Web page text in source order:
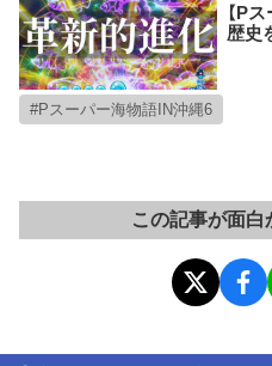
【P
歴史
Pスーパー海物語IN沖縄6
この記事が面白